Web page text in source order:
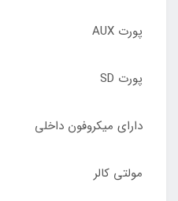
پورت AUX
پورت SD
دارای میکروفون داخلی
مولتی کالر